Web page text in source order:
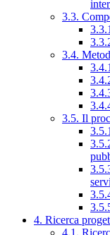
3.3.
3.4.
3.5. Il
4. Ricerca
4.1.